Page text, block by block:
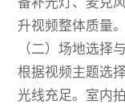
升视频整体质量。
（二）场地选择
根据视频主题选
光线充足。室内